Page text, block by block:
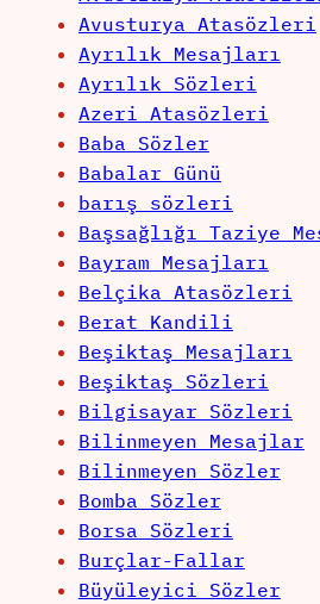
Avusturya Atasözleri
Ayrılık Mesajları
Ayrılık Sözleri
Azeri Atasözleri
Baba Sözler
Babalar Günü
barış sözleri
Başsağlığı Taziye
Bayram Mesajları
Belçika Atasözleri
Berat Kandili
Beşiktaş Mesajları
Beşiktaş Sözleri
Bilgisayar Sözleri
Bilinmeyen Mesajlar
Bilinmeyen Sözler
Bomba Sözler
Borsa Sözleri
Burçlar-Fallar
Büyüleyici Sözler